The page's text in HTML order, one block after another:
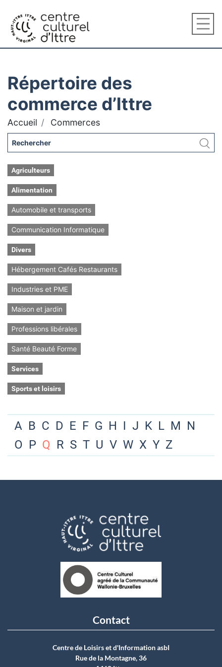
Répertoire des
commerce d’Ittre
Accueil Commerces
Agriculteurs
Alimentation
Automobile et transports
Communication Informatique
Divers
Hébergement Cafés Restaurants
Industries et PME
Maison et jardin
Professions libérales
Santé Beauté Forme
Services
Sports et loisirs
A B C D E F G H I J K L M N
O P Q R S T U V W X Y Z
Contact
Centre de Loisirs et d'Information asbI
Rue de la Montagne, 36